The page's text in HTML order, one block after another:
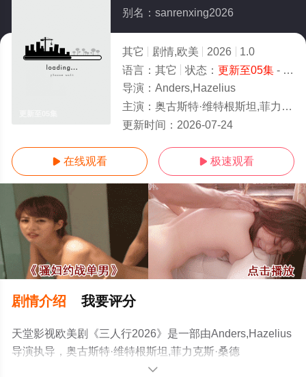
别名：sanrenxing2026
其它 剧情,欧美 2026
1.0
语言： 其它 状态： 更新至05集- 免费在线观看
导演： Anders,Hazelius
主演： 奥古斯特·维特根斯坦,菲力克斯·桑德曼,Seth,Manteus,Rebecka,Harper
更新时间： 2026-07-24
 在线观看  极速观看
剧情介绍 我要评分
天堂影视欧美剧《三人行2026》是一部由Anders,Hazelius
导演执导，奥古斯特·维特根斯坦,菲力克斯·桑德
曼,Seth,Manteus,Rebecka,Harper等演员精彩演绎的其它
